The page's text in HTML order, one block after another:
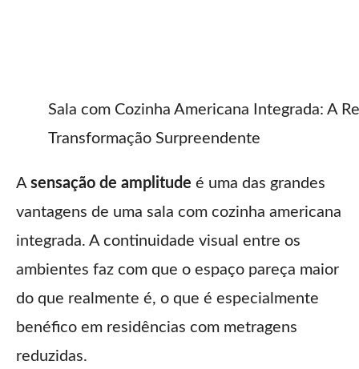
Sala com Cozinha Americana Integrada: A
Transformação Surpreendente
A sensação de amplitude é uma das grandes
vantagens de uma sala com cozinha americana
integrada. A continuidade visual entre os
ambientes faz com que o espaço pareça maior
do que realmente é, o que é especialmente
benéfico em residências com metragens
reduzidas.